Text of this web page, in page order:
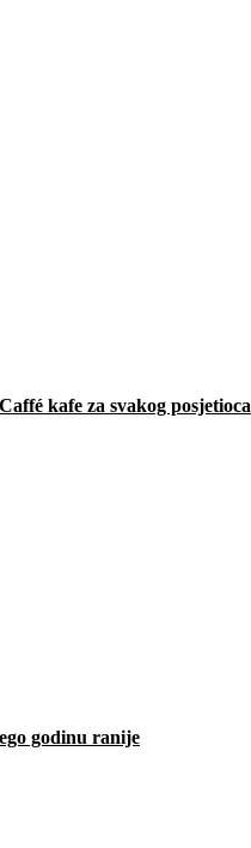
kafe za svakog posjetioca
godinu ranije